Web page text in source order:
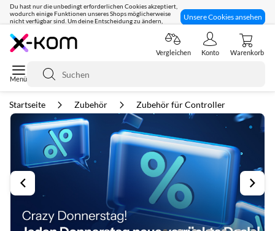
Du hast nur die unbedingt erforderlichen Cookies akzeptiert,
wodurch einige Funktionen unseres Shops möglicherweise
nicht verfügbar sind. Um deine Entscheidung zu ändern,
Unsere Cookies ansehen
Seit 8 Jahren für dich da!
Suche
Vergleichen Konto Warenkorb
Startseite Zubehör Zubehör für Controller